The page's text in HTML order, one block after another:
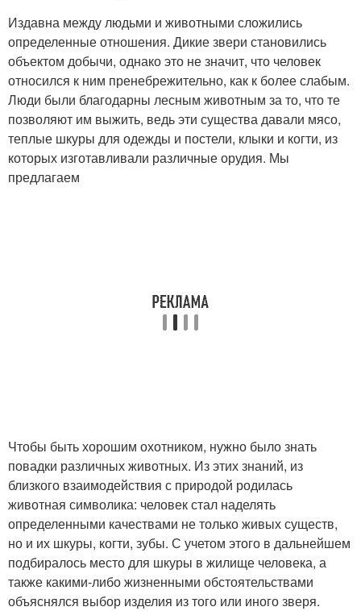
Издавна между людьми и животными сложились
определенные отношения. Дикие звери становились
объектом добычи, однако это не значит, что человек
относился к ним пренебрежительно, как к более слабым.
Люди были благодарны лесным животным за то, что те
позволяют им выжить, ведь эти существа давали мясо,
теплые шкуры для одежды и постели, клыки и когти, из
которых изготавливали различные орудия. Мы
предлагаем
Чтобы быть хорошим охотником, нужно было знать
повадки различных животных. Из этих знаний, из
близкого взаимодействия с природой родилась
животная символика: человек стал наделять
определенными качествами не только живых существ,
но и их шкуры, когти, зубы. С учетом этого в дальнейшем
подбиралось место для шкуры в жилище человека, а
также какими-либо жизненными обстоятельствами
объяснялся выбор изделия из того или иного зверя.